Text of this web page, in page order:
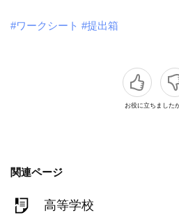
#ワークシート #提出箱
お役に立ちました
関連ページ
高等学校